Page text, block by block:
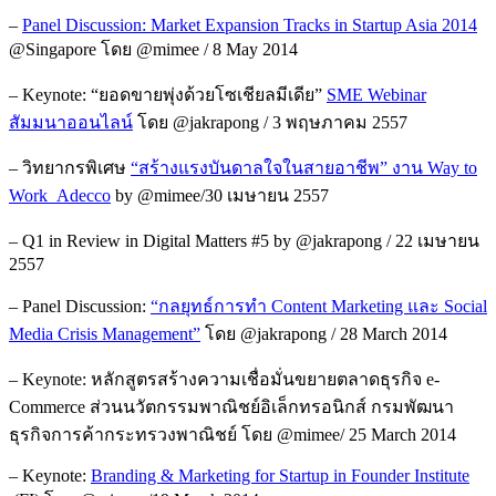
– Panel Discussion: Market Expansion Tracks in Startup Asia 2014
@Singapore โดย @mimee / 8 May 2014
– Keynote: “ยอดขายพุ่งด้วยโซเชียลมีเดีย” SME Webinar
สัมมนาออนไลน์ โดย @jakrapong / 3 พฤษภาคม 2557
– วิทยากรพิเศษ “สร้างแรงบันดาลใจในสายอาชีพ” งาน Way to
Work Adecco by @mimee/30 เมษายน 2557
– Q1 in Review in Digital Matters #5 by @jakrapong / 22 เมษายน
2557
– Panel Discussion: “กลยุทธ์การทำ Content Marketing และ Social
Media Crisis Management” โดย @jakrapong / 28 March 2014
– Keynote: หลักสูตรสร้างความเชื่อมั่นขยายตลาดธุรกิจ e-
Commerce ส่วนนวัตกรรมพาณิชย์อิเล็กทรอนิกส์ กรมพัฒนา
ธุรกิจการค้ากระทรวงพาณิชย์ โดย @mimee/ 25 March 2014
– Keynote: Branding & Marketing for Startup in Founder Institute